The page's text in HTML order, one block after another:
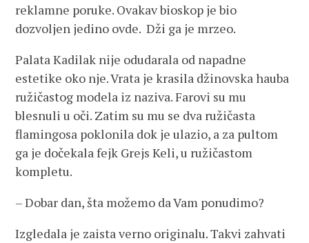
reklamne poruke. Ovakav bioskop je bio
dozvoljen jedino ovde. Dži ga je mrzeo.
Palata Kadilak nije odudarala od napadne
estetike oko nje. Vrata je krasila džinovska hauba
ružičastog modela iz naziva. Farovi su mu
blesnuli u oči. Zatim su mu se dva ružičasta
flamingosa poklonila dok je ulazio, a za pultom
ga je dočekala fejk Grejs Keli, u ružičastom
kompletu.
– Dobar dan, šta možemo da Vam ponudimo?
Izgledala je zaista verno originalu. Takvi zahvati